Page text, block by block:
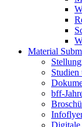
Material
Studien
bff-